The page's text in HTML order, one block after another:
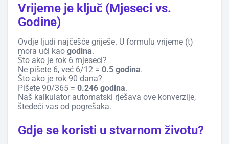
Vrijeme je ključ (Mjeseci vs.
Godine)
Ovdje ljudi najčešće griješe. U formulu vrijeme (t)
mora ući kao godina.
Što ako je rok 6 mjeseci?
Ne pišete 6, već 6/12 = 0.5 godina.
Što ako je rok 90 dana?
Pišete 90/365 = 0.246 godina.
Naš kalkulator automatski rješava ove konverzije,
štedeći vas od pogrešaka.
Gdje se koristi u stvarnom životu?